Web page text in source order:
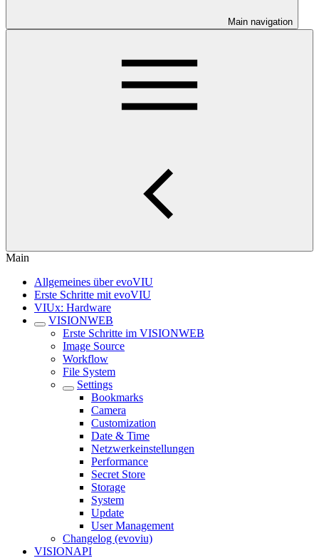
Main navigation
Main
Allgemeines über evoVIU
Erste Schritte mit evoVIU
VIUx: Hardware
VISIONWEB
Erste Schritte im VISIONWEB
Image Source
Workflow
File System
Settings
Bookmarks
Camera
Customization
Date & Time
Netzwerkeinstellungen
Performance
Secret Store
Storage
System
Update
User Management
Changelog (evoviu)
VISIONAPI